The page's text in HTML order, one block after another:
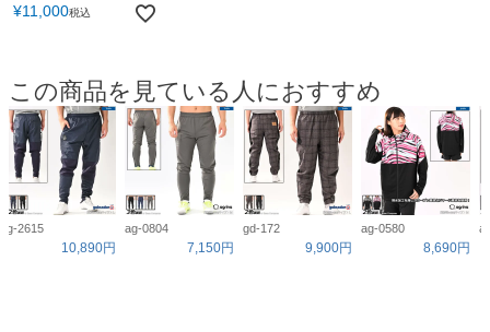
¥11,000税込
この商品を見ている人におすすめ
g-2615
10,890円
ag-0804
7,150円
gd-172
9,900円
ag-0580
8,690円